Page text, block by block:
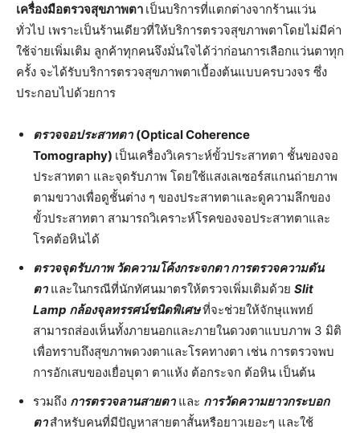
เครื่องมือตรวจสุขภาพตา เป็นบริการที่แตกต่างจากร้านแว่น
ทั่วไป เพราะเป็นร้านเดียวที่ให้บริการตรวจสุขภาพตาโดยไม่มีค่า
ใช้จ่ายเพิ่มเติม ลูกค้าทุกคนจึงมั่นใจได้ว่าก่อนการเลือกแว่นตาทุก
ครั้ง จะได้รับบริการตรวจสุขภาพตาเบื้องต้นแบบครบวงจร ซึ่ง
ประกอบไปด้วยการ
ตรวจจอประสาทตา (Optical Coherence
Tomography) เป็นเครื่องวิเคราะห์ขั้วประสาทตา ชั้นของจอ
ประสาทตา และจุดรับภาพ โดยใช้แสงเลเซอร์สแกนถ่ายภาพ
ตามขวางเพื่อดูชั้นต่าง ๆ ของประสาทตาและดูความลึกของ
ขั้วประสาทตา สามารถวิเคราะห์โรคของจอประสาทตาและ
โรคต้อหินได้
ตรวจจุดรับภาพ วัดความโค้งกระจกตา การตรวจความดัน
ตาและในกรณีที่นักทัศนมาตรให้ตรวจเพิ่มเติมด้วย Slit
Lamp กล้องจุลทรรศน์ชนิดพิเศษที่จะช่วยให้จักษุแพทย์
สามารถส่องเห็นทั้งภายนอกและภายในดวงตาแบบภาพ 3 มิติ
เพื่อทราบถึงสุขภาพดวงตาและโรคทางตา เช่น การตรวจพบ
การอักเสบของเยื่อบุตา ตาแห้ง ต้อกระจก ต้อหิน เป็นต้น
รวมถึง การตรวจลานสายตาและ การวัดความยาวกระบอก
ตา สำหรับคนที่มีปัญหาสายตาสั้นหรือยาวเยอะๆ และใช้